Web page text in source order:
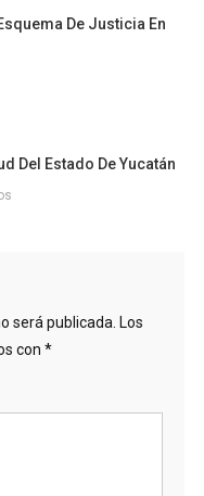
De Justicia En
Del Estado De Yucatán
será publicada. Los
con *